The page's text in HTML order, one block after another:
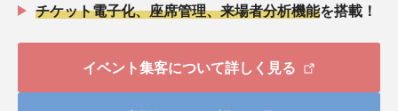
チケット電子化、座席管理、来場者分析機能を搭載！
イベント集客について詳しく見る